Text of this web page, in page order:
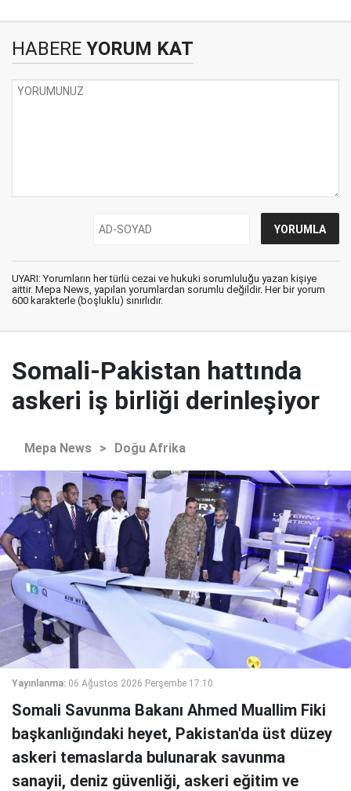
HABERE YORUM KAT
UYARI: Yorumların her türlü cezai ve hukuki sorumluluğu yazan kişiye
aittir. Mepa News, yapılan yorumlardan sorumlu değildir. Her bir yorum
600 karakterle (boşluklu) sınırlıdır.
Somali-Pakistan hattında
askeri iş birliği derinleşiyor
Mepa News > Doğu Afrika
Yayınlanma: 06 Ağustos 2026 Perşembe 17:10
Somali Savunma Bakanı Ahmed Muallim Fiki
başkanlığındaki heyet, Pakistan'da üst düzey
askeri temaslarda bulunarak savunma
sanayii, deniz güvenliği, askeri eğitim ve